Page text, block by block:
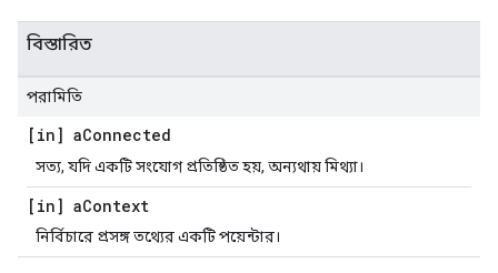
বিস্তারিত
পরামিতি
[in] aConnected
সত্য, যদি একটি সংযোগ প্রতিষ্ঠিত হয়, অন্যথায় মিথ্যা।
[in] aContext
নির্বিচারে প্রসঙ্গ তথ্যের একটি পয়েন্টার।